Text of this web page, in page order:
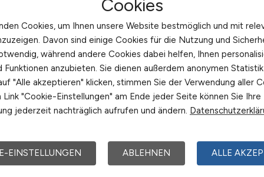
Klarheit Fachkräfte überzeugen
mehr als nur klassische Versorgungsarbeit – sie
umfassend einbringen können. Mit
Dienstzeiten, abgestimmte Abläufe, fachlicher
und optisch ansprechende Anzeigen
sich langfristig einbringen wollen.
Cookies
Cookies, um Ihnen unsere Website bestmöglich und mit
Davon sind einige Cookies für die Nutzung und
während andere Cookies dabei helfen, Ihnen
Funktionen anzubieten. Sie dienen außerdem anonymen
"Alle akzeptieren" klicken, stimmen Sie der Verwendung aller
"Cookie-Einstellungen" am Ende jeder Seite können Sie Ihre
jederzeit nachträglich aufrufen und ändern.
EINSTELLUNGEN ABLEHNEN ALLE